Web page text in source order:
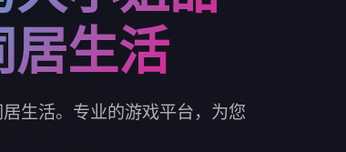
生活
生活。专业的游戏平台，为您